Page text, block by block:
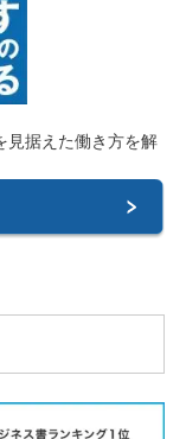
見据えた働き方を解